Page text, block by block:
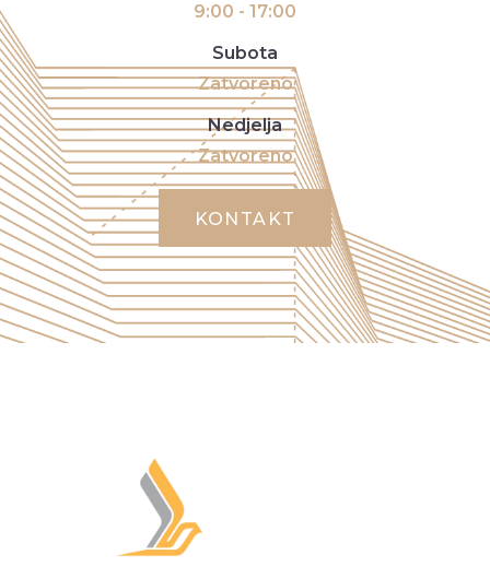
9:00 - 17:00
Subota
Zatvoreno
Nedjelja
Zatvoreno
KONTAKT